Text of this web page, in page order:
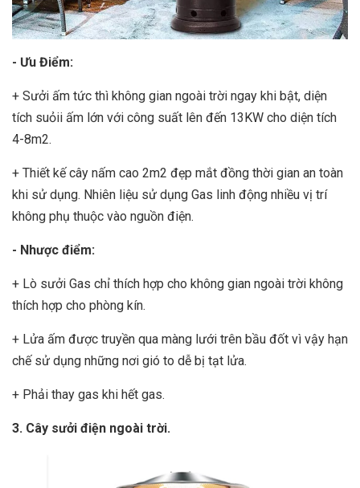
- Ưu Điểm:
+ Sưởi ấm tức thì không gian ngoài trời ngay khi bật, diện
tích suỏii ấm lớn với công suất lên đến 13KW cho diện tích
4-8m2.
+ Thiết kế cây nấm cao 2m2 đẹp mắt đồng thời gian an toàn
khi sử dụng. Nhiên liệu sử dụng Gas linh động nhiều vị trí
không phụ thuộc vào nguồn điện.
- Nhược điểm:
+ Lò sưởi Gas chỉ thích hợp cho không gian ngoài trời không
thích hợp cho phòng kín.
+ Lửa ấm được truyền qua màng lưới trên bầu đốt vì vậy hạn
chế sử dụng những nơi gió to dễ bị tạt lửa.
+ Phải thay gas khi hết gas.
3. Cây sưởi điện ngoài trời.